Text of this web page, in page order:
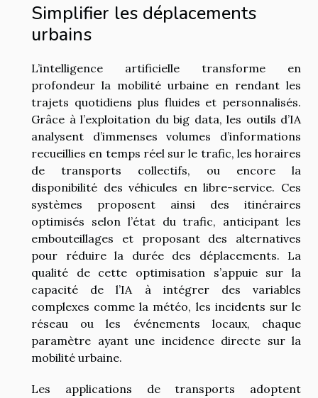
Simplifier les déplacements
urbains
L’intelligence artificielle transforme en
profondeur la mobilité urbaine en rendant les
trajets quotidiens plus fluides et personnalisés.
Grâce à l’exploitation du big data, les outils d’IA
analysent d’immenses volumes d’informations
recueillies en temps réel sur le trafic, les horaires
de transports collectifs, ou encore la
disponibilité des véhicules en libre-service. Ces
systèmes proposent ainsi des itinéraires
optimisés selon l’état du trafic, anticipant les
embouteillages et proposant des alternatives
pour réduire la durée des déplacements. La
qualité de cette optimisation s’appuie sur la
capacité de l’IA à intégrer des variables
complexes comme la météo, les incidents sur le
réseau ou les événements locaux, chaque
paramètre ayant une incidence directe sur la
mobilité urbaine.
Les applications de transports adoptent